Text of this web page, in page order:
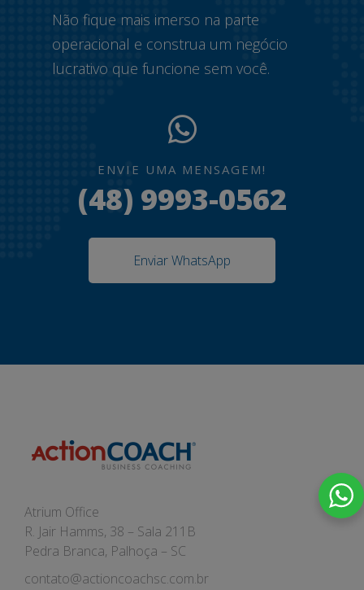
Não fique mais imerso na parte
operacional e construa um negócio
lucrativo que funcione sem você.
ENVIE UMA MENSAGEM!
(48) 9993-0562
Enviar WhatsApp
Atrium Office
R. Jair Hamms, 38 – Sala 211B
Pedra Branca, Palhoça – SC
contato@actioncoachsc.com.br